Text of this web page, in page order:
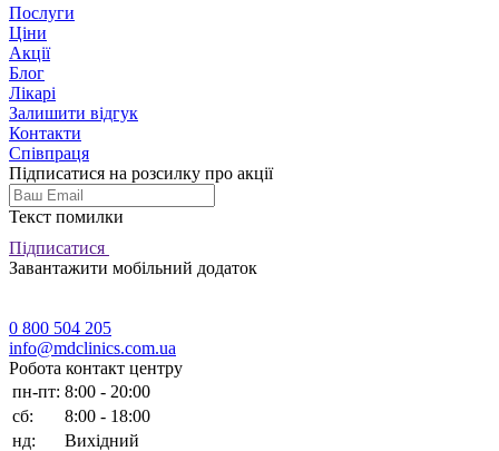
Послуги
Ціни
Акції
Блог
Лікарі
Залишити відгук
Контакти
Співпраця
Підписатися на розсилку про акції
Текст помилки
Підписатися
Завантажити мобільний додаток
0 800 504 205
info@mdclinics.com.ua
Робота контакт центру
пн-пт: 8:00 - 20:00
сб:
8:00 - 18:00
нд:
Вихідний